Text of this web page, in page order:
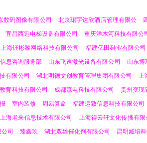
数码图像有限公司 北京珺宇达欣酒店管理有限公
宜昌西迅电梯设备有限公司 重庆洋木河科技有限公
上海钰彬黎网络科技有限公司 福建亿田硅业有限公司
息咨询服务部 山东飞速激光设备有限公司 山东博
有限公司 湖北明德文创教育管理集团有限公司 上
育科技有限公司 成都森电科技有限公司 贵州变现
室内装修 周易算命 福建运致信息科技有限公司
上海老来信息技术有限公司 上海得云轩文化传播有限
司
臻鑫玖 湖北双雄催化剂有限公司 昆明臧培